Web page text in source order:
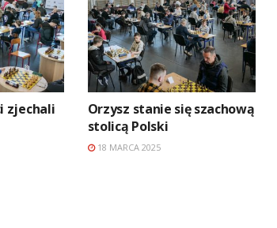
zjechali
Orzysz stanie się szachową
stolicą Polski
18 MARCA 2025